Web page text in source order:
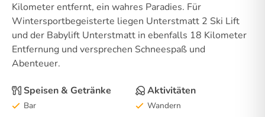
Kilometer entfernt, ein wahres Paradies. Für
Wintersportbegeisterte liegen Unterstmatt 2 Ski Lift
und der Babylift Unterstmatt in ebenfalls 18 Kilometer
Entfernung und versprechen Schneespaß und
Abenteuer.
Speisen & Getränke
Bar
Aktivitäten
Wandern